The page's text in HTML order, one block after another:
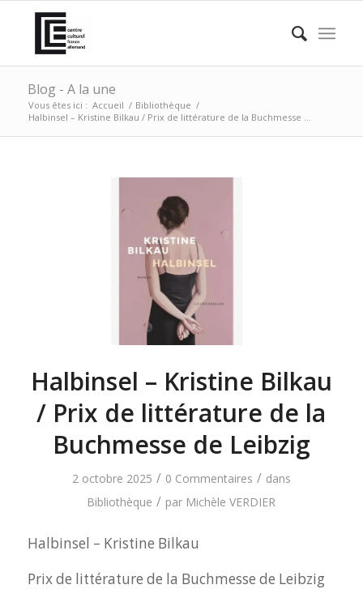
Blog - A la une
Vous êtes ici : Accueil / Bibliothèque /
Halbinsel – Kristine Bilkau / Prix de littérature de la Buchmesse ...
Halbinsel – Kristine Bilkau
/ Prix de littérature de la
Buchmesse de Leibzig
2 octobre 2025 / 0 Commentaires / dans
Bibliothèque / par Michèle VERDIER
Halbinsel – Kristine Bilkau
Prix de littérature de la Buchmesse de Leibzig